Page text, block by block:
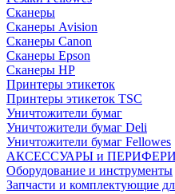
Сканеры
Сканеры Avision
Сканеры Canon
Сканеры Epson
Сканеры HP
Принтеры этикеток
Принтеры этикеток TSC
Уничтожители бумаг
Уничтожители бумаг Deli
Уничтожители бумаг Fellowes
АКСЕССУАРЫ и
Оборудование и инструменты
Запчасти и комплектующие